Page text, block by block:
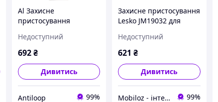
Al Захисне
пристосування
захисту верхніх
кінцівок від
рану
Недоступний
692₴
Дивитись
Antiloop 99%
Захисне пристосування
Lesko JM19032 для
гіпсу захист від
випадання води на
Недоступний
621 ₴
Дивитись
Mobiloz - інтернет-магазин Мобілоз 99%